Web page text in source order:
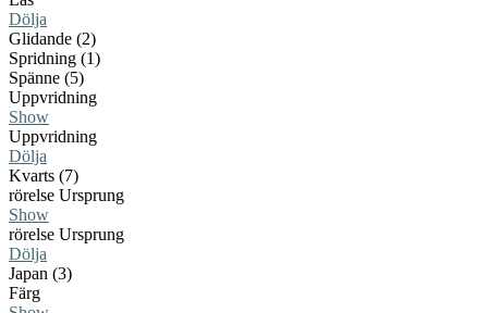
Dölja
Glidande (2)
Spridning (1)
Spänne (5)
Uppvridning
Show
Uppvridning
Dölja
Kvarts (7)
rörelse Ursprung
Show
rörelse Ursprung
Dölja
Japan (3)
Färg